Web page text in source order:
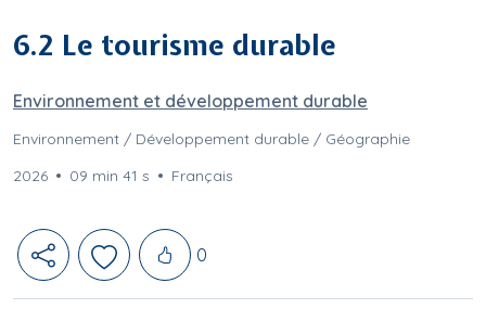
6.2 Le tourisme durable
Environnement et développement durable
Environnement / Développement durable / Géographie
2026
09 min 41 s Français
Likes
0